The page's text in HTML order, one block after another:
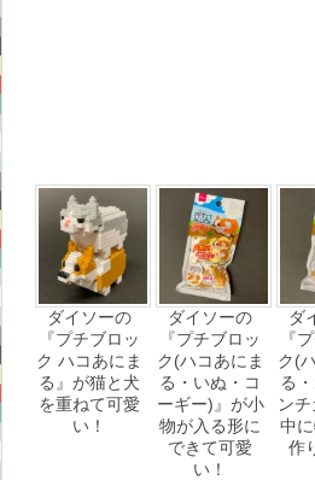
ダイソーの
『プチブロッ
ク ハコあにま
る』が猫と犬
を重ねて可愛
い！
ダイソーの
『プチブロッ
ク(ハコあにま
る・いぬ・コ
ーギー)』が小
物が入る形に
できて可愛
い！
ダ
『
ク(
る
ン
中
作